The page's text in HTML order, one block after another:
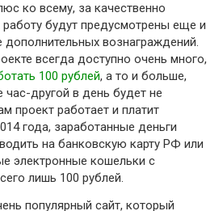
ко всему, за качественно
будут предусмотрены еще и
дополнительных вознаграждений.
всегда доступно очень много,
100 рублей, а то и больше,
час-другой в день будет не
проект работает и платит
года, заработанные деньги
на банковскую карту РФ или
электронные кошельки с
лишь 100 рублей.
популярный сайт, который